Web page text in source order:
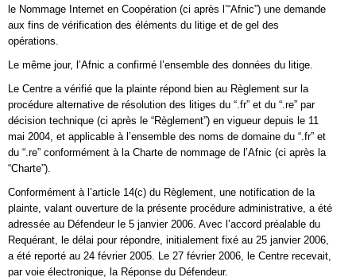
le Nommage Internet en Coopération (ci après l’“Afnic”) une demande
aux fins de vérification des éléments du litige et de gel des
opérations.
Le même jour, l’Afnic a confirmé l’ensemble des données du litige.
Le Centre a vérifié que la plainte répond bien au Règlement sur la
procédure alternative de résolution des litiges du “.fr” et du “.re” par
décision technique (ci après le “Règlement”) en vigueur depuis le 11
mai 2004, et applicable à l’ensemble des noms de domaine du “.fr” et
du “.re” conformément à la Charte de nommage de l’Afnic (ci après la
“Charte”).
Conformément à l’article 14(c) du Règlement, une notification de la
plainte, valant ouverture de la présente procédure administrative, a été
adressée au Défendeur le 5 janvier 2006. Avec l’accord préalable du
Requérant, le délai pour répondre, initialement fixé au 25 janvier 2006,
a été reporté au 24 février 2005. Le 27 février 2006, le Centre recevait,
par voie électronique, la Réponse du Défendeur.